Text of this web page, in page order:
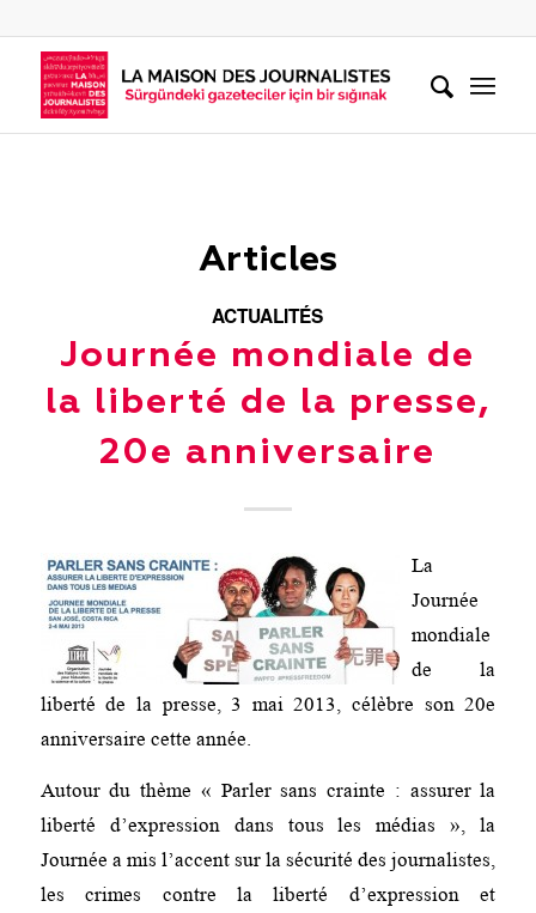
Articles
ACTUALITÉS
Journée mondiale de
la liberté de la presse,
20e anniversaire
La
Journée
mondiale
de la
liberté de la presse, 3 mai 2013, célèbre son 20e
anniversaire cette année.
Autour du thème « Parler sans crainte : assurer la
liberté d’expression dans tous les médias », la
Journée a mis l’accent sur la sécurité des journalistes,
les crimes contre la liberté d’expression et